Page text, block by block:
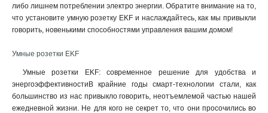
либо лишнем потреблении электро энергии. Обратите внимание на то,
что установите умную розетку EKF и наслаждайтесь, как мы привыкли
говорить, новенькими способностями управления вашим домом!
Умные розетки EKF
Умные розетки EKF: современное решение для удобства и
энергоэффективностиВ крайние годы смарт-технологии стали, как
большинство из нас привыкло говорить, неотъемлемой частью нашей
ежедневной жизни. Не для кого не секрет то, что они просочились во